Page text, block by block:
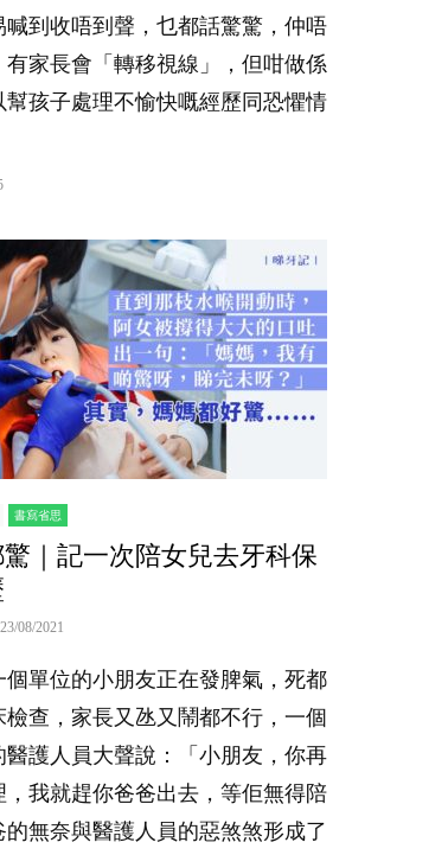
喊到收唔到聲，乜都話驚驚，仲唔
有家長會「轉移視線」，但咁做係
幫孩子處理不愉快嘅經歷同恐懼情
書寫省思
｜記一次陪女兒去牙科保
23/08/2021
個單位的小朋友正在發脾氣，死都
檢查，家長又氹又鬧都不行，一個
醫護人員大聲說：「小朋友，你再
，我就趕你爸爸出去，等佢無得陪
的無奈與醫護人員的惡煞煞形成了